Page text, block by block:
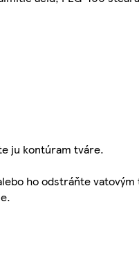
ju kontúram tváre.
ho odstráňte